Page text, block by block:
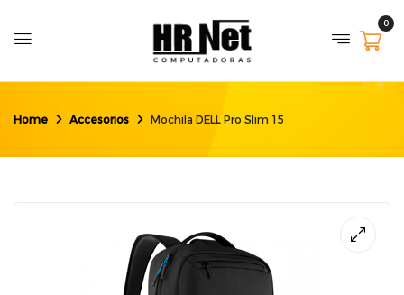
0
Home Accesorios Mochila DELL Pro Slim 15